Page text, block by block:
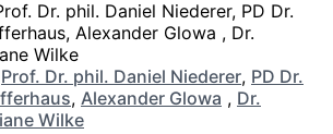
Prof. Dr. phil. Daniel Niederer, PD Dr.
, Alexander Glowa , Dr.
Wilke